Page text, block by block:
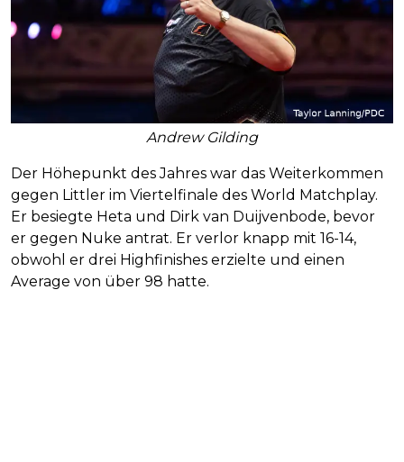
Andrew Gilding
Der Höhepunkt des Jahres war das Weiterkommen
gegen Littler im Viertelfinale des World Matchplay.
Er besiegte Heta und Dirk van Duijvenbode, bevor
er gegen Nuke antrat. Er verlor knapp mit 16-14,
obwohl er drei Highfinishes erzielte und einen
Average von über 98 hatte.